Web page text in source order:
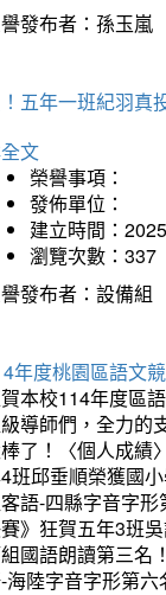
發布者：孫玉嵐
五年一班紀羽真
文
榮譽事項：
發佈單位：
建立時間：
瀏覽次數：337
發布者：設備組
年度桃園區語文
本校114年度區
導師們，全力的
了！〈個人成績
班邱垂順榮獲國
語-四縣字音字
》狂賀五年3班
國語朗讀第三名
海陸字音字形第